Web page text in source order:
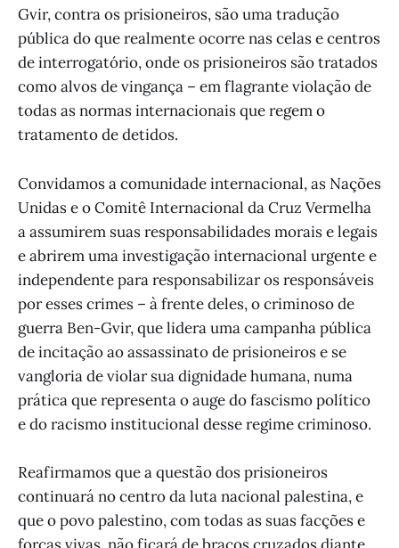
Gvir, contra os prisioneiros, são uma tradução
pública do que realmente ocorre nas celas e centros
de interrogatório, onde os prisioneiros são tratados
como alvos de vingança – em flagrante violação de
todas as normas internacionais que regem o
tratamento de detidos.
Convidamos a comunidade internacional, as Nações
Unidas e o Comitê Internacional da Cruz Vermelha
a assumirem suas responsabilidades morais e legais
e abrirem uma investigação internacional urgente e
independente para responsabilizar os responsáveis
por esses crimes – à frente deles, o criminoso de
guerra Ben-Gvir, que lidera uma campanha pública
de incitação ao assassinato de prisioneiros e se
vangloria de violar sua dignidade humana, numa
prática que representa o auge do fascismo político
e do racismo institucional desse regime criminoso.
Reafirmamos que a questão dos prisioneiros
continuará no centro da luta nacional palestina, e
que o povo palestino, com todas as suas facções e